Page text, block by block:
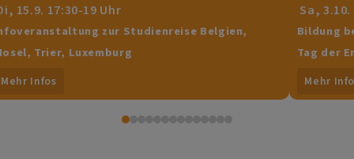
15.9. 17:30-19 Uhr
zur Studienreise Belgien,
Trier, Luxemburg
Mehr Infos
Sa,
Bildung
Tag der
Mehr